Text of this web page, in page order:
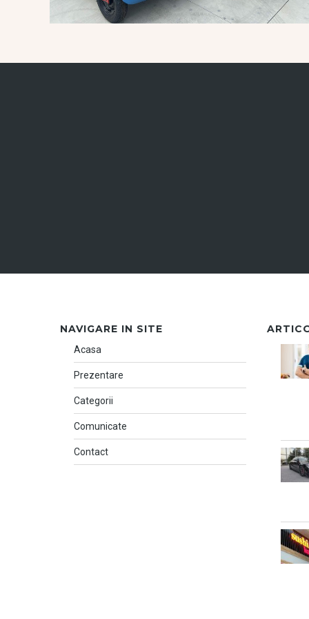
NAVIGARE IN SITE
Acasa
Prezentare
Categorii
Comunicate
Contact